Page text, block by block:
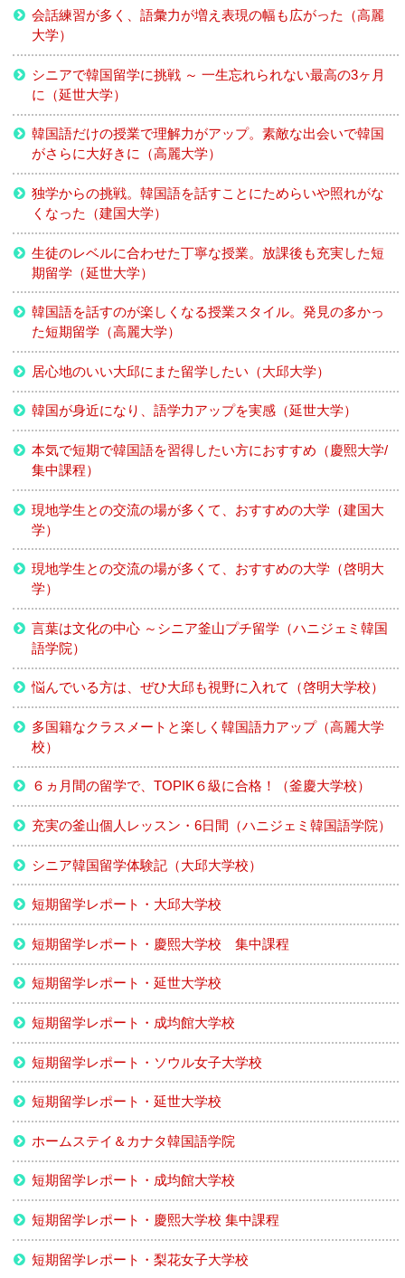
会話練習が多く、語彙力が増え表現の幅も広がった（高麗
大学）
シニアで韓国留学に挑戦 ～ 一生忘れられない最高の3ヶ月
に（延世大学）
韓国語だけの授業で理解力がアップ。素敵な出会いで韓国
がさらに大好きに（高麗大学）
独学からの挑戦。韓国語を話すことにためらいや照れがな
くなった（建国大学）
生徒のレベルに合わせた丁寧な授業。放課後も充実した短
期留学（延世大学）
韓国語を話すのが楽しくなる授業スタイル。発見の多かっ
た短期留学（高麗大学）
居心地のいい大邱にまた留学したい（大邱大学）
韓国が身近になり、語学力アップを実感（延世大学）
本気で短期で韓国語を習得したい方におすすめ（慶熙大学/
集中課程）
現地学生との交流の場が多くて、おすすめの大学（建国大
学）
現地学生との交流の場が多くて、おすすめの大学（啓明大
学）
言葉は文化の中心 ～シニア釜山プチ留学（ハニジェミ韓国
語学院）
悩んでいる方は、ぜひ大邱も視野に入れて（啓明大学校）
多国籍なクラスメートと楽しく韓国語力アップ（高麗大学
校）
６ヵ月間の留学で、TOPIK６級に合格！（釜慶大学校）
充実の釜山個人レッスン・6日間（ハニジェミ韓国語学院）
シニア韓国留学体験記（大邱大学校）
短期留学レポート・大邱大学校
短期留学レポート・慶熙大学校 集中課程
短期留学レポート・延世大学校
短期留学レポート・成均館大学校
短期留学レポート・ソウル女子大学校
短期留学レポート・延世大学校
ホームステイ＆カナタ韓国語学院
短期留学レポート・成均館大学校
短期留学レポート・慶熙大学校 集中課程
短期留学レポート・梨花女子大学校